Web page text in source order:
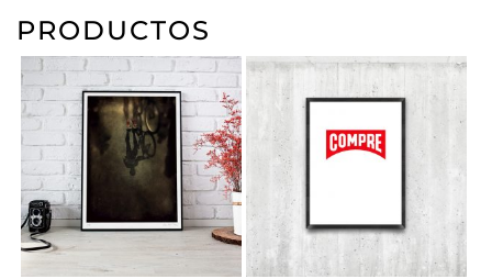
PRODUCTOS